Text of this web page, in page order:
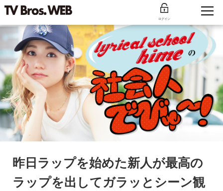
ログイン
昨日ラップを始めた新人が最高の
ラップを出してガラッとシーン観